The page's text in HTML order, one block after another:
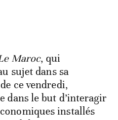
Maroc, qui
sujet dans sa
ce vendredi,
dans le but d’interagir
installés